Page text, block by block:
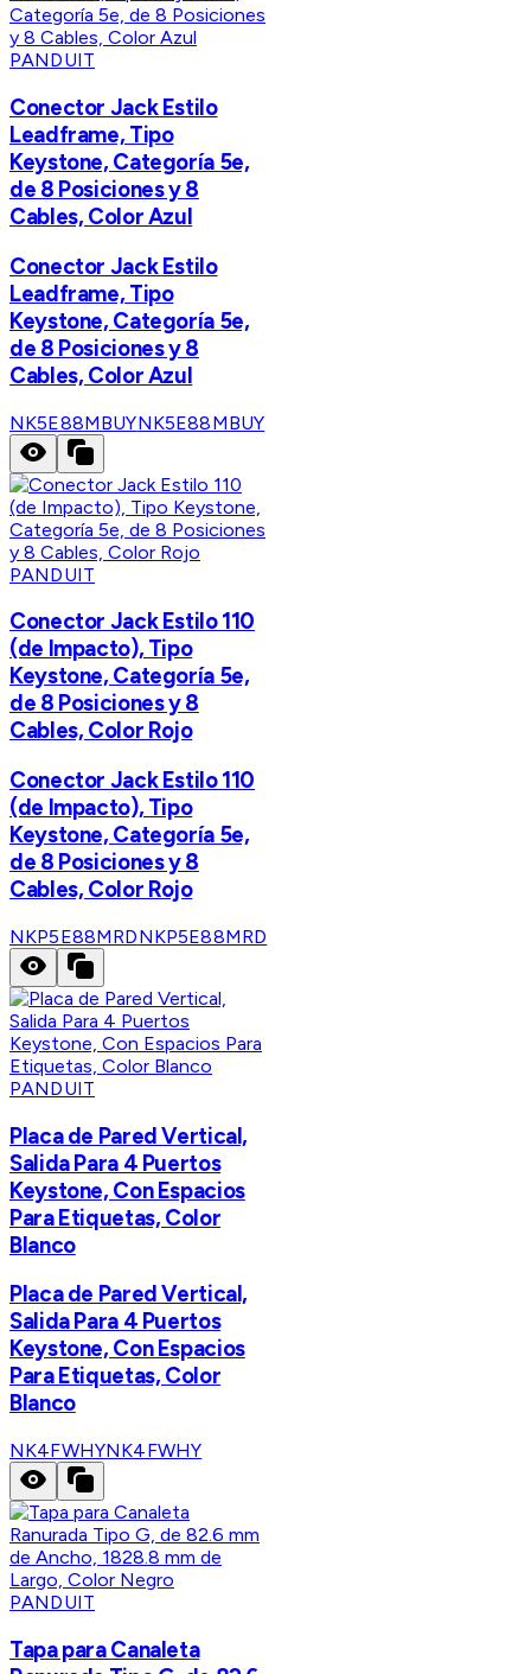
PANDUIT
Conector Jack Estilo
Leadframe, Tipo
Keystone, Categoría 5e,
de 8 Posiciones y 8
Cables, Color Azul
Conector Jack Estilo
Leadframe, Tipo
Keystone, Categoría 5e,
de 8 Posiciones y 8
Cables, Color Azul
NK5E88MBUYNK5E88MBUY
PANDUIT
Conector Jack Estilo 110
(de Impacto), Tipo
Keystone, Categoría 5e,
de 8 Posiciones y 8
Cables, Color Rojo
Conector Jack Estilo 110
(de Impacto), Tipo
Keystone, Categoría 5e,
de 8 Posiciones y 8
Cables, Color Rojo
NKP5E88MRDNKP5E88MRD
PANDUIT
Placa de Pared Vertical,
Salida Para 4 Puertos
Keystone, Con Espacios
Para Etiquetas, Color
Blanco
Placa de Pared Vertical,
Salida Para 4 Puertos
Keystone, Con Espacios
Para Etiquetas, Color
Blanco
NK4FWHYNK4FWHY
PANDUIT
Tapa para Canaleta